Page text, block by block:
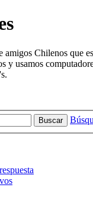
amigos Chilenos que
y usamos
Buscar